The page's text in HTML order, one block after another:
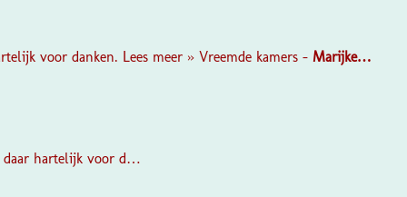
voor danken. Lees meer » Vreemde kamers - Marijke…
daar hartelijk voor d…